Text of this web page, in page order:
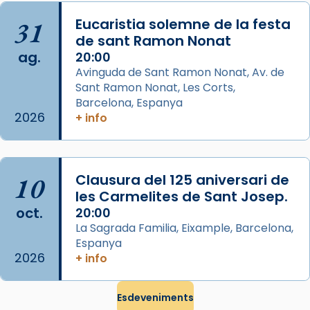
processó (recuperada el 1972) al voltant
del temple amb les relíquies de les santes.
Des de 1985 hi participa també un grup de
diablesses amb música i ball propis. Festa
gran a Mataró.
«Si vols saber què és calor, ves per les
Santes a Mataró»🥵.
Photo
View on Facebook · Share
Arquebisbat de Barcelona
2 weeks ago
Jaume, fill de Zebedeu, és juntament amb el
seu germà Joan i Pere un dels que
Segons el llibre dels Fets (12,2) fou el primer
31
ag.
2026
Eucaristia solemne de la festa
de sant Ramon Nonat
20:00
Avinguda de Sant Ramon Nonat, Av. de
Sant Ramon Nonat, Les Corts,
Barcelona, Espanya
+ info
10
oct.
2026
Clausura del 125 aniversari de
les Carmelites de Sant Josep.
20:00
La Sagrada Familia, Eixample, Barcelona,
Espanya
+ info
Esdeveniments